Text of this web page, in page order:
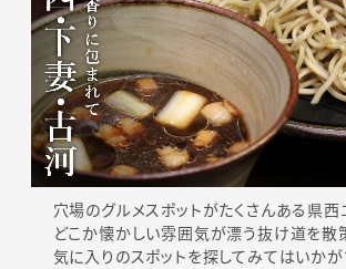
穴場のグルメスポットがたくさんある県西
どこか懐かしい雰囲気が漂う抜け道を散
気に入りのスポットを探してみてはいかが